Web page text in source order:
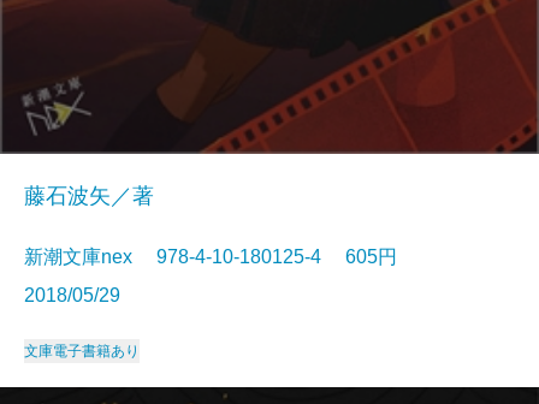
藤石波矢／著
新潮文庫nex 978-4-10-180125-4 605円
2018/05/29
文庫電子書籍あり